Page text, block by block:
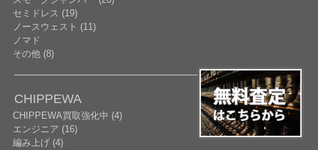
セミドレス (19)
ノースウェスト (11)
ノマド
その他 (8)
CHIPPEWA
CHIPPEWA買取強化中 (4)
エンジニア (16)
編み上げ (4)